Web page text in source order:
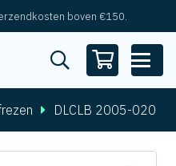
boven €150.
DLCLB 2005-020